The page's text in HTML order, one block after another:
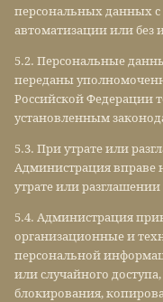
персональных данных с
автоматизации или без
5.2. Персональные
переданы
Российской Федерации
установленным
5.3. При утрате или
Администрация вправе
утрате или
5.4. Администрация
организационные и
персональной
или случайного
блокирования,